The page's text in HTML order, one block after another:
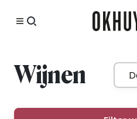
Wijnen